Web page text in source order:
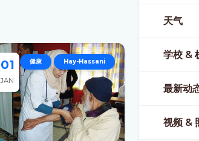
01
JAN
健康 Hay-Hassani
天气
学校 &
最新动
视频 &